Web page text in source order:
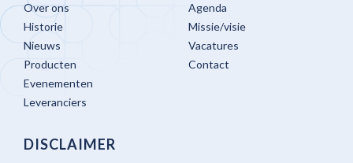
Over ons
Historie
Nieuws
Producten
Evenementen
Leveranciers
Agenda
Missie/visie
Vacatures
Contact
DISCLAIMER